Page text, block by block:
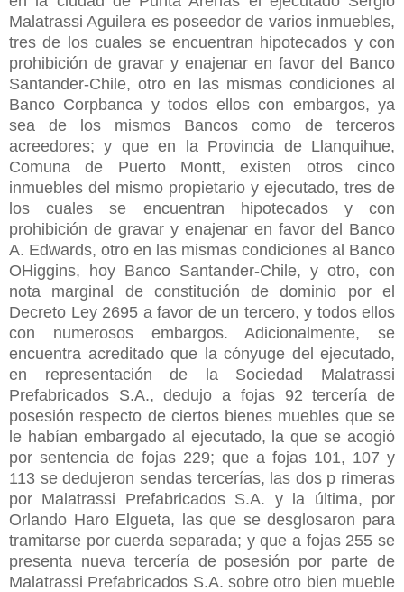
Malatrassi Aguilera es poseedor de varios inmuebles,
tres de los cuales se encuentran hipotecados y con
prohibición de gravar y enajenar en favor del Banco
Santander-Chile, otro en las mismas condiciones al
Banco Corpbanca y todos ellos con embargos, ya
sea de los mismos Bancos como de terceros
acreedores; y que en la Provincia de Llanquihue,
Comuna de Puerto Montt, existen otros cinco
inmuebles del mismo propietario y ejecutado, tres de
los cuales se encuentran hipotecados y con
prohibición de gravar y enajenar en favor del Banco
A. Edwards, otro en las mismas condiciones al Banco
OHiggins, hoy Banco Santander-Chile, y otro, con
nota marginal de constitución de dominio por el
Decreto Ley 2695 a favor de un tercero, y todos ellos
con numerosos embargos. Adicionalmente, se
encuentra acreditado que la cónyuge del ejecutado,
en representación de la Sociedad Malatrassi
Prefabricados S.A., dedujo a fojas 92 tercería de
posesión respecto de ciertos bienes muebles que se
le habían embargado al ejecutado, la que se acogió
por sentencia de fojas 229; que a fojas 101, 107 y
113 se dedujeron sendas tercerías, las dos p rimeras
por Malatrassi Prefabricados S.A. y la última, por
Orlando Haro Elgueta, las que se desglosaron para
tramitarse por cuerda separada; y que a fojas 255 se
presenta nueva tercería de posesión por parte de
Malatrassi Prefabricados S.A. sobre otro bien mueble